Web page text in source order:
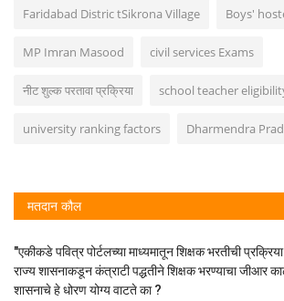
Faridabad Distric tSikrona Village Boys'
MP Imran Masood civil services Exams
नीट शुल्क परतावा प्रक्रिया school teacher
university ranking factors Dharmendra
मतदान कौल
"एकीकडे पवित्र पोर्टलच्या माध्यमातून शिक्षक भरतीची
राज्य शासनाकडून कंत्राटी पद्धतीने शिक्षक भरण्याचा जीआर
शासनाचे हे धोरण योग्य वाटते का ?